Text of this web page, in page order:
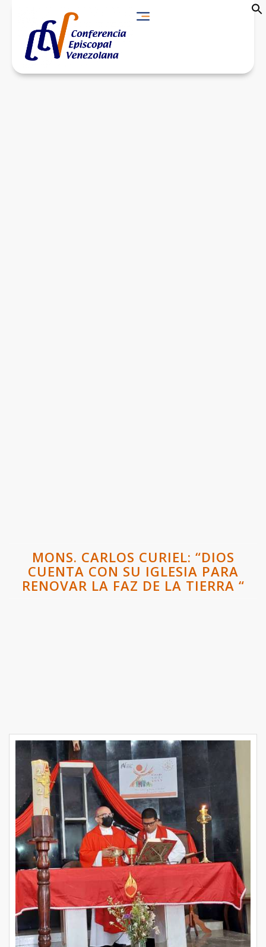
MONS. CARLOS CURIEL: “DIOS
CUENTA CON SU IGLESIA PARA
RENOVAR LA FAZ DE LA TIERRA “